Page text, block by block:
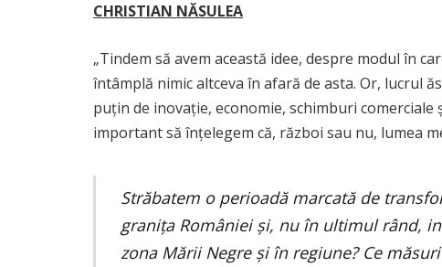
CHRISTIAN NĂSULEA
„Tindem să avem această idee, despre modul în
întâmplă nimic altceva în afară de asta. Or, lucrul
puțin de inovație, economie, schimburi
important să înțelegem că, război sau nu, lumea
Străbatem o perioadă marcată de
granița României și, nu în ultimul rând,
zona Mării Negre și în regiune? Ce